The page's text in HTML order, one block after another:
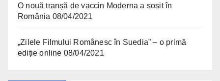
O nouă tranșă de vaccin Moderna a sosit în
România 08/04/2021
„Zilele Filmului Românesc în Suedia” – o primă
ediție online 08/04/2021